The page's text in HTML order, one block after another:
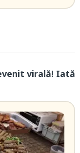
virală! Iată